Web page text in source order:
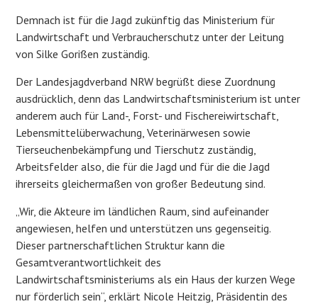
Demnach ist für die Jagd zukünftig das Ministerium für
Landwirtschaft und Verbraucherschutz unter der Leitung
von Silke Gorißen zuständig.
Der Landesjagdverband NRW begrüßt diese Zuordnung
ausdrücklich, denn das Landwirtschaftsministerium ist unter
anderem auch für Land-, Forst- und Fischereiwirtschaft,
Lebensmittelüberwachung, Veterinärwesen sowie
Tierseuchenbekämpfung und Tierschutz zuständig,
Arbeitsfelder also, die für die Jagd und für die die Jagd
ihrerseits gleichermaßen von großer Bedeutung sind.
„Wir, die Akteure im ländlichen Raum, sind aufeinander
angewiesen, helfen und unterstützen uns gegenseitig.
Dieser partnerschaftlichen Struktur kann die
Gesamtverantwortlichkeit des
Landwirtschaftsministeriums als ein Haus der kurzen Wege
nur förderlich sein“, erklärt Nicole Heitzig, Präsidentin des